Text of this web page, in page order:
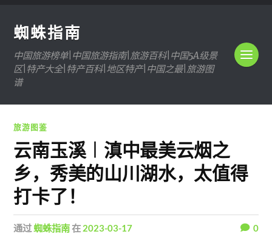
蜘蛛指南
中国旅游榜单|中国旅游指南|旅游百科|中国5A级景
区|特产大全|特产百科|地区特产|中国之最|旅游图
谱
旅游图鉴
云南玉溪︱滇中最美云烟之
乡，秀美的山川湖水，太值得
打卡了！
通过蜘蛛指南在 2023-03-17 0